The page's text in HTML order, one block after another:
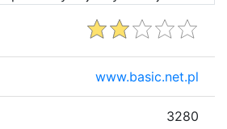
www.basic.net.pl
3280